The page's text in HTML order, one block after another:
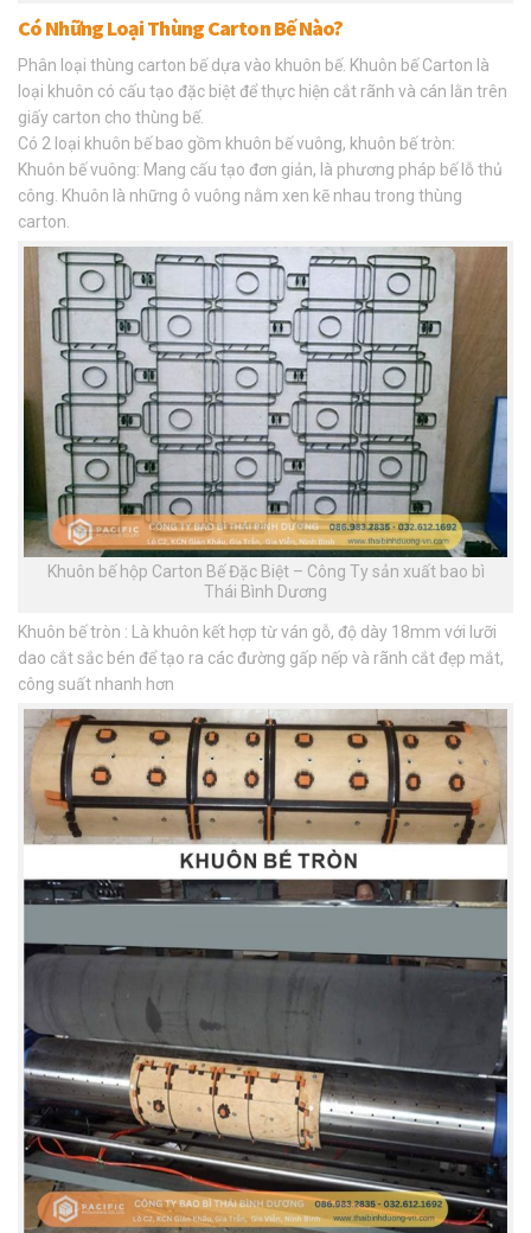
Có Những Loại Thùng Carton Bế Nào?
Phân loại thùng carton bế dựa vào khuôn bế. Khuôn bế Carton là
loại khuôn có cấu tạo đặc biệt để thực hiện cắt rãnh và cán lằn trên
giấy carton cho thùng bế.
Có 2 loại khuôn bế bao gồm khuôn bế vuông, khuôn bế tròn:
Khuôn bế vuông: Mang cấu tạo đơn giản, là phương pháp bế lỗ thủ
công. Khuôn là những ô vuông nằm xen kẽ nhau trong thùng
carton.
Khuôn bế hộp Carton Bế Đặc Biệt – Công Ty sản xuất bao bì
Thái Bình Dương
Khuôn bế tròn : Là khuôn kết hợp từ ván gỗ, độ dày 18mm với lưỡi
dao cắt sắc bén để tạo ra các đường gấp nếp và rãnh cắt đẹp mắt,
công suất nhanh hơn